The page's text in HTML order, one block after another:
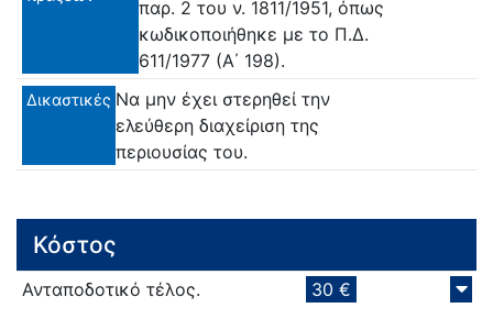
παρ. 2 του ν. 1811/1951, όπως
κωδικοποιήθηκε με το Π.Δ.
611/1977 (Α΄ 198).
Δικαστικές Να μην έχει στερηθεί την
ελεύθερη διαχείριση της
περιουσίας του.
Κόστος
Ανταποδοτικό τέλος. 30 €